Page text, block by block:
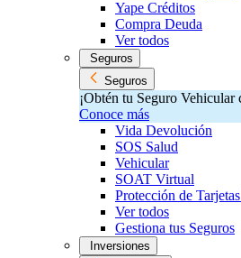
Yape Créditos
Compra Deuda
Ver todos
Seguros
Seguros
¡Obtén tu Seguro Vehicular
Conoce más
Vida Devolución
SOS Salud
Vehicular
SOAT Virtual
Protección de
Ver todos
Gestiona tus Seguros
Inversiones